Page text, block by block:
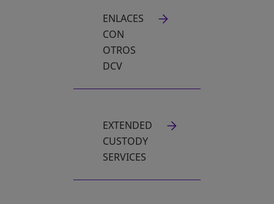
ENLACES
CON
OTROS
DCV
EXTENDED
CUSTODY
SERVICES